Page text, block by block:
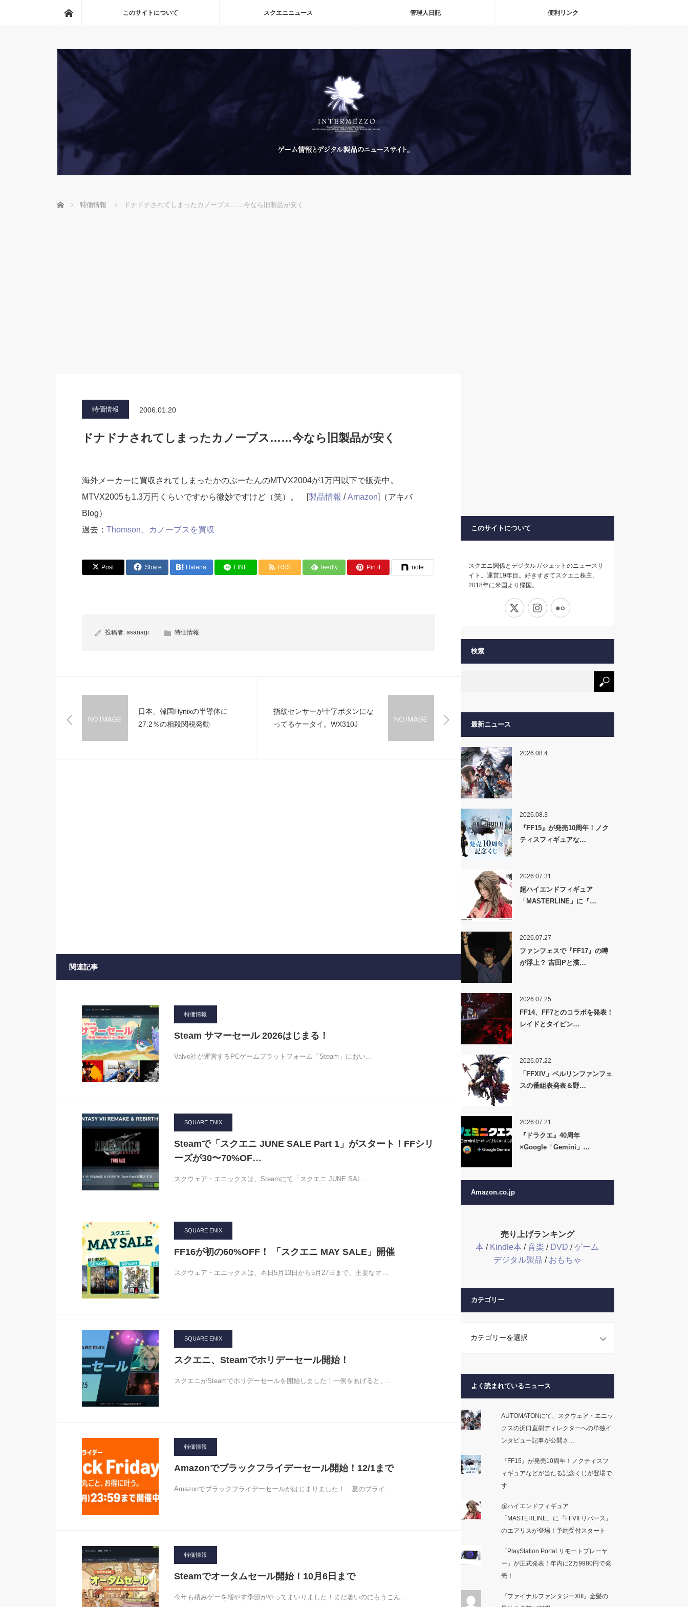
このサイトについて スクエニニュース 管理人日記 便利リンク
ホーム 特価情報 ドナドナされてしまったカノープス……今なら旧製品が安く
特価情報 2006.01.20
ドナドナされてしまったカノープス……今なら旧製品が安く
海外メーカーに買収されてしまったかのぷーたんのMTVX2004が1万円以下で販売中。
MTVX2005も1.3万円くらいですから微妙ですけど（笑）。 [製品情報 /Amazon]（アキバ
Blog）
過去： Thomson、カノープスを買収
Post Share Hatena LINE RSS feedly Pin it note
投稿者: asanagi 特価情報
日本、韓国Hynixの半導体に
27.2％の相殺関税発動
指紋センサーが十字ボタンにな
ってるケータイ。WX310J
関連記事
特価情報
Steam サマーセール 2026はじまる！
Valve社が運営するPCゲームプラットフォーム「Steam」におい…
SQUARE ENIX
Steamで「スクエニ JUNE SALE Part 1」がスタート！FFシリ
ーズが30〜70%OF…
スクウェア・エニックスは、Steamにて「スクエニ JUNE SAL…
SQUARE ENIX
FF16が初の60%OFF！ 「スクエニ MAY SALE」開催
スクウェア・エニックスは、本日5月13日から5月27日まで、主要なオ…
SQUARE ENIX
スクエニ、Steamでホリデーセール開始！
スクエニがSteamでホリデーセールを開始しました！一例をあげると、…
特価情報
Amazonでブラックフライデーセール開始！12/1まで
Amazonでブラックフライデーセールがはじまりました！ 夏のプライ…
特価情報
Steamでオータムセール開始！10月6日まで
今年も積みゲーを増やす季節がやってまいりました！まだ暑いのにもうこん…
このサイトについて
スクエニ関係とデジタルガジェットのニュースサ
イト。運営19年目。好きすぎてスクエニ株主。
2018年に米国より帰国。
Instagram
検索
最新ニュース
2026.08.4
2026.08.3
『FF15』が発売10周年！ノク
ティスフィギュアな…
2026.07.31
超ハイエンドフィギュア
「MASTERLINE」に『…
2026.07.27
ファンフェスで『FF17』の噂
が浮上？ 吉田Pと濱…
2026.07.25
FF14、FF7とのコラボを発表！
レイドとタイピン…
2026.07.22
「FFXIV」ベルリンファンフェ
スの番組表発表＆野…
2026.07.21
『ドラクエ』40周年
×Google「Gemini」…
Amazon.co.jp
売り上げランキング
本 / Kindle本 /音楽 / DVD /ゲーム
デジタル製品 / おもちゃ
カテゴリー
よく読まれているニュース
AUTOMATONにて、スクウェア・エニッ
クスの浜口直樹ディレクターへの単独イ
ンタビュー記事が公開さ…
『FF15』が発売10周年！ノクティスフ
ィギュアなどが当たる記念くじが登場で
す
超ハイエンドフィギュア
「MASTERLINE」に『FFVII リバース』
のエアリスが登場！予約受付スタート
「PlayStation Portal リモートプレーヤ
ー」が正式発表！年内に2万9980円で発
売！
『ファイナルファンタジーXIII』金髪の